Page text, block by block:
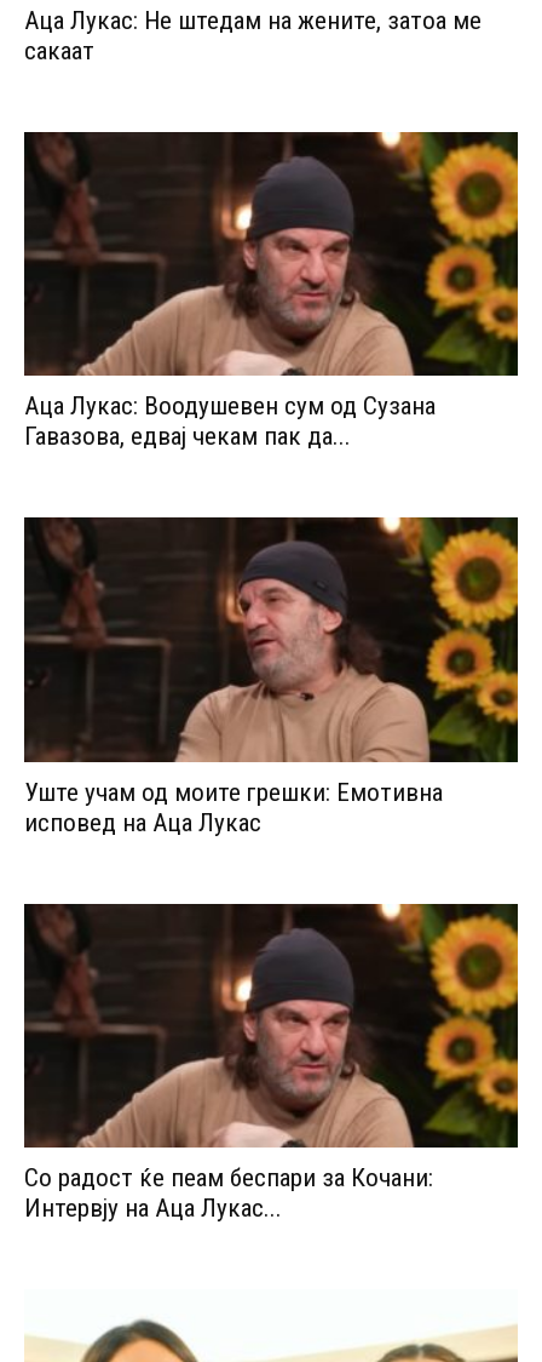
Аца Лукас: Не штедам на жените, затоа ме
сакаат
Аца Лукас: Воодушевен сум од Сузана
Гавазова, едвај чекам пак да...
Уште учам од моите грешки: Емотивна
исповед на Аца Лукас
Со радост ќе пеам беспари за Кочани:
Интервју на Аца Лукас...